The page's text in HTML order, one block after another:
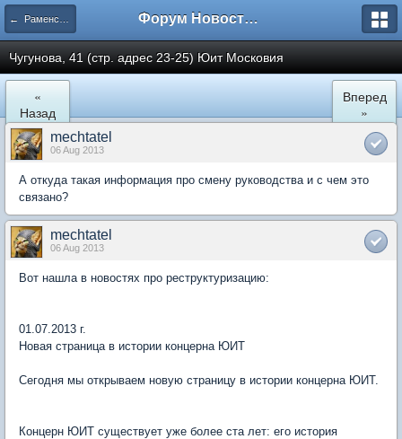
← Раменское Форум Новостройки
Чугунова, 41 (стр. адрес 23-25) Юит Московия
«
Назад
Вперед
»
mechtatel
06 Aug 2013
А откуда такая информация про смену руководства и с чем это
связано?
mechtatel
06 Aug 2013
Вот нашла в новостях про реструктуризацию:
01.07.2013 г.
Новая страница в истории концерна ЮИТ
Сегодня мы открываем новую страницу в истории концерна ЮИТ.
Концерн ЮИТ существует уже более ста лет: его история